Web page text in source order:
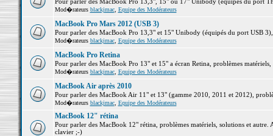
Mod�rateurs blackjmac, Equipe des Modérateurs
MacBook Pro Mars 2012 (USB 3)
Pour parler des MacBook Pro 13,3" et 15" Unibody (équipés du port USB
Mod�rateurs blackjmac, Equipe des Modérateurs
MacBook Pro Retina
Pour parler des MacBook Pro 13" et 15" a écran Retina, problèmes matériels,
Mod�rateurs blackjmac, Equipe des Modérateurs
MacBook Air après 2010
Pour parler des MacBook Air 11" et 13" (gamme 2010, 2011 et 2012),
Mod�rateurs blackjmac, Equipe des Modérateurs
MacBook 12" rétina
Pour parler des MacBook 12" rétina, problèmes matériels, solutions et
clavier ;-)